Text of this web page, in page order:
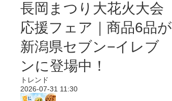
長岡まつり大花火大会
応援フェア｜商品6品が
新潟県セブン−イレブ
ンに登場中！
トレンド
2026-07-31 11:30